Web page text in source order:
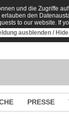
und die Zugriffe
den
to our website. If
ausblenden /
PRESSE